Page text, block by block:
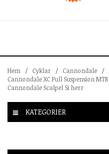
Hem / Cyklar / Cannondale /
Cannondale XC Full Suspension MTB
Cannondale Scalpel Si herr
KATEGORIER